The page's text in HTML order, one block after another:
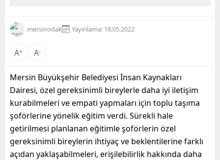
mersinodak Yayınlama: 18.05.2022
A+ A-
Mersin Büyükşehir Belediyesi İnsan Kaynakları
Dairesi, özel gereksinimli bireylerle daha iyi iletişim
kurabilmeleri ve empati yapmaları için toplu taşıma
şoförlerine yönelik eğitim verdi. Sürekli hale
getirilmesi planlanan eğitimle şoförlerin özel
gereksinimli bireylerin ihtiyaç ve beklentilerine farklı
açıdan yaklaşabilmeleri, erişilebilirlik hakkında daha